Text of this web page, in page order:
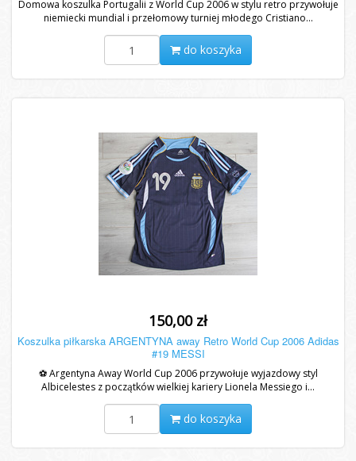
Domowa koszulka Portugalii z World Cup 2006 w stylu retro przywołuje
niemiecki mundial i przełomowy turniej młodego Cristiano...
do koszyka
150,00 zł
Koszulka piłkarska ARGENTYNA away Retro World Cup 2006 Adidas
#19 MESSI
⚽ Argentyna Away World Cup 2006 przywołuje wyjazdowy styl
Albicelestes z początków wielkiej kariery Lionela Messiego i...
do koszyka